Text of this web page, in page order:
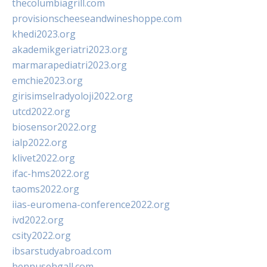
thecolumbiagrill.com
provisionscheeseandwineshoppe.com
khedi2023.org
akademikgeriatri2023.org
marmarapediatri2023.org
emchie2023.org
girisimselradyoloji2022.org
utcd2022.org
biosensor2022.org
ialp2022.org
klivet2022.org
ifac-hms2022.org
taoms2022.org
iias-euromena-conference2022.org
ivd2022.org
csity2022.org
ibsarstudyabroad.com